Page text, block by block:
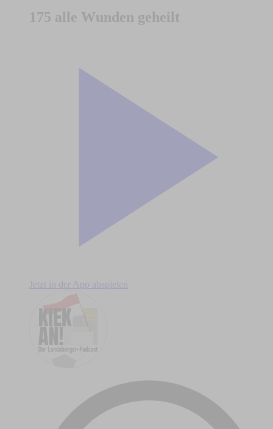
175 alle Wunden geheilt
Jetzt in der App abspielen